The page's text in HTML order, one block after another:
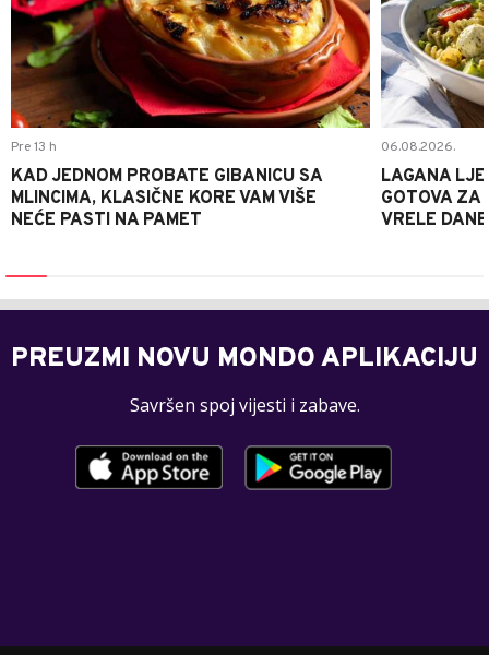
Pre 13 h
KAD JEDNOM PROBATE GIBANICU SA
MLINCIMA, KLASIČNE KORE VAM VIŠE
NEĆE PASTI NA PAMET
06.08.2026.
LAGANA
GOTOVA ZA
VRELE DANE
PREUZMI NOVU MONDO APLIKACIJU
Savršen spoj vijesti i zabave.